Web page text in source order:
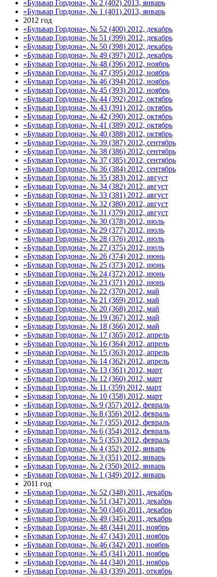
«Бульвар Гордона», № 2 (402) 2013, январь
«Бульвар Гордона», № 1 (401) 2013, январь
2012 год
«Бульвар Гордона», № 52 (400) 2012, декабрь
«Бульвар Гордона», № 51 (399) 2012, декабрь
«Бульвар Гордона», № 50 (398) 2012, декабрь
«Бульвар Гордона», № 49 (397) 2012, декабрь
«Бульвар Гордона», № 48 (396) 2012, ноябрь
«Бульвар Гордона», № 47 (395) 2012, ноябрь
«Бульвар Гордона», № 46 (394) 2012, ноябрь
«Бульвар Гордона», № 45 (393) 2012, ноябрь
«Бульвар Гордона», № 44 (392) 2012, октябрь
«Бульвар Гордона», № 43 (391) 2012, октябрь
«Бульвар Гордона», № 42 (390) 2012, октябрь
«Бульвар Гордона», № 41 (389) 2012, октябрь
«Бульвар Гордона», № 40 (388) 2012, октябрь
«Бульвар Гордона», № 39 (387) 2012, сентябрь
«Бульвар Гордона», № 38 (386) 2012, сентябрь
«Бульвар Гордона», № 37 (385) 2012, сентябрь
«Бульвар Гордона», № 36 (384) 2012, сентябрь
«Бульвар Гордона», № 35 (383) 2012, август
«Бульвар Гордона», № 34 (382) 2012, август
«Бульвар Гордона», № 33 (381) 2012, август
«Бульвар Гордона», № 32 (380) 2012, август
«Бульвар Гордона», № 31 (379) 2012, август
«Бульвар Гордона», № 30 (378) 2012, июль
«Бульвар Гордона», № 29 (377) 2012, июль
«Бульвар Гордона», № 28 (376) 2012, июль
«Бульвар Гордона», № 27 (375) 2012, июль
«Бульвар Гордона», № 26 (374) 2012, июнь
«Бульвар Гордона», № 25 (373) 2012, июнь
«Бульвар Гордона», № 24 (372) 2012, июнь
«Бульвар Гордона», № 23 (371) 2012, июнь
«Бульвар Гордона», № 22 (370) 2012, май
«Бульвар Гордона», № 21 (369) 2012, май
«Бульвар Гордона», № 20 (368) 2012, май
«Бульвар Гордона», № 19 (367) 2012, май
«Бульвар Гордона», № 18 (366) 2012, май
«Бульвар Гордона», № 17 (365) 2012, апрель
«Бульвар Гордона», № 16 (364) 2012, апрель
«Бульвар Гордона», № 15 (363) 2012, апрель
«Бульвар Гордона», № 14 (362) 2012, апрель
«Бульвар Гордона», № 13 (361) 2012, март
«Бульвар Гордона», № 12 (360) 2012, март
«Бульвар Гордона», № 11 (359) 2012, март
«Бульвар Гордона», № 10 (358) 2012, март
«Бульвар Гордона», № 9 (357) 2012, февраль
«Бульвар Гордона», № 8 (356) 2012, февраль
«Бульвар Гордона», № 7 (355) 2012, февраль
«Бульвар Гордона», № 6 (354) 2012, февраль
«Бульвар Гордона», № 5 (353) 2012, февраль
«Бульвар Гордона», № 4 (352) 2012, январь
«Бульвар Гордона», № 3 (351) 2012, январь
«Бульвар Гордона», № 2 (350) 2012, январь
«Бульвар Гордона», № 1 (349) 2012, январь
2011 год
«Бульвар Гордона», № 52 (348) 2011, декабрь
«Бульвар Гордона», № 51 (347) 2011, декабрь
«Бульвар Гордона», № 50 (346) 2011, декабрь
«Бульвар Гордона», № 49 (345) 2011, декабрь
«Бульвар Гордона», № 48 (344) 2011, ноябрь
«Бульвар Гордона», № 47 (343) 2011, ноябрь
«Бульвар Гордона», № 46 (342) 2011, ноябрь
«Бульвар Гордона», № 45 (341) 2011, ноябрь
«Бульвар Гордона», № 44 (340) 2011, ноябрь
«Бульвар Гордона», № 43 (339) 2011, откябрь